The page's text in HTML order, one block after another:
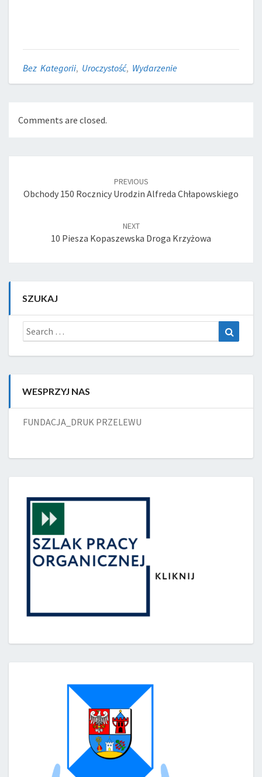
Bez Kategorii, Uroczystość, Wydarzenie
Comments are closed.
PREVIOUS
Obchody 150 Rocznicy Urodzin Alfreda Chłapowskiego
NEXT
10 Piesza Kopaszewska Droga Krzyżowa
SZUKAJ
Search
for:
WESPRZYJ NAS
FUNDACJA_DRUK PRZELEWU